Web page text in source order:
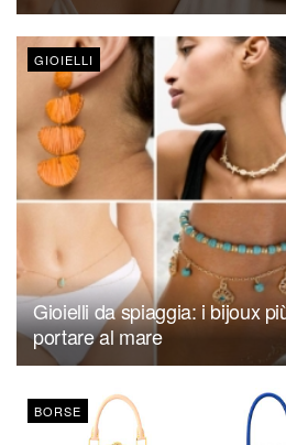
GIOIELLI
Gioielli da spiaggia: i bijoux
portare al mare
BORSE